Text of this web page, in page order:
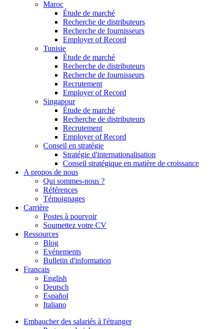
Maroc
Étude de marché
Recherche de distributeurs
Recherche de fournisseurs
Employer of Record
Tunisie
Étude de marché
Recherche de distributeurs
Recherche de fournisseurs
Recrutement
Employer of Record
Singapour
Étude de marché
Recherche de distributeurs
Recrutement
Employer of Record
Conseil en stratégie
Stratégie d'internationalisation
Conseil stratégique en matière de croissance
A propos de nous
Qui sommes-nous ?
Références
Témoignages
Carrière
Postes à pourvoir
Soumettez votre CV
Ressources
Blog
Evénements
Bulletin d'information
Français
English
Deutsch
Español
Italiano
Embaucher des salariés à l'étranger